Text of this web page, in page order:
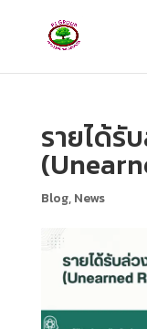
รายได้รั
Blog,News